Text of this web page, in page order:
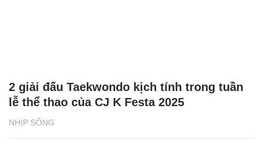
NHỊP SỐNG
2 giải đấu Taekwondo kịch tính trong tuần
lễ thể thao của CJ K Festa 2025